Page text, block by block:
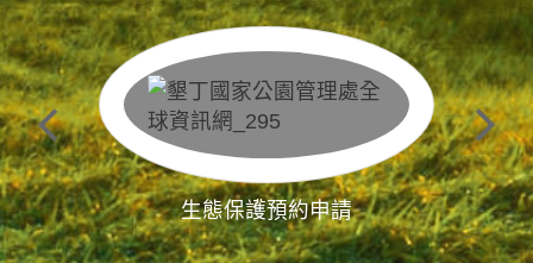
生態保護預約申請